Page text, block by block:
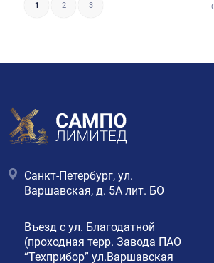
1 2 3
Санкт-Петербург, ул.
Варшавская, д. 5А лит. БО
Въезд с ул. Благодатной
(проходная терр. Завода ПАО
“Техприбор” ул.Варшавская